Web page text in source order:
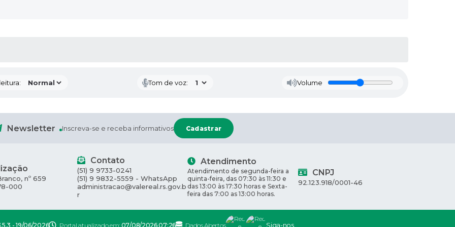
Tom de voz: Volume
Newsletter Inscreva-se e receba informativos Cadastrar
nº 659
000
Contato
(51) 9 9733-0241
(51) 9 9832-5559 - WhatsApp
administracao@valereal.rs.gov.b
r
Atendimento
Atendimento de segunda-feira a
quinta-feira, das 07:30 às 11:30 e
das 13:00 às 17:30 horas e Sexta-
feira das 7:00 as 13:00 horas.
CNPJ
92.123.918/0001-46
- 19/06/2026 Portal atualizado em: 07/08/2026 07:26 Dados Abertos Siga-nos